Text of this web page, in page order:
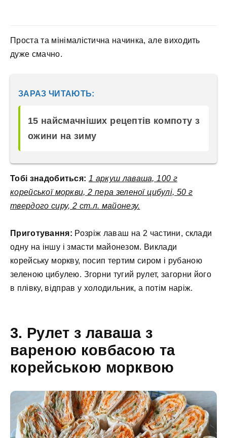
Проста та мінімалістична начинка, але виходить
дуже смачно.
ЗАРАЗ ЧИТАЮТЬ:
15 найсмачніших рецептів компоту з
ожини на зиму
Тобі знадобиться: 1 аркуш лаваша, 100 г
корейської моркви, 2 пера зеленої цибулі, 50 г
твердого сиру, 2 ст.л. майонезу.
Приготування: Розріж лаваш на 2 частини, склади
одну на іншу і змасти майонезом. Виклади
корейську моркву, посип тертим сиром і рубаною
зеленою цибулею. Згорни тугий рулет, загорни його
в плівку, відправ у холодильник, а потім наріж.
3. Рулет з лаваша з
вареною ковбасою та
корейською морквою